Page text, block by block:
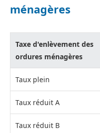
ménagères
Taxe d'enlèvement des
ordures ménagères
Taux plein
Taux réduit A
Taux réduit B